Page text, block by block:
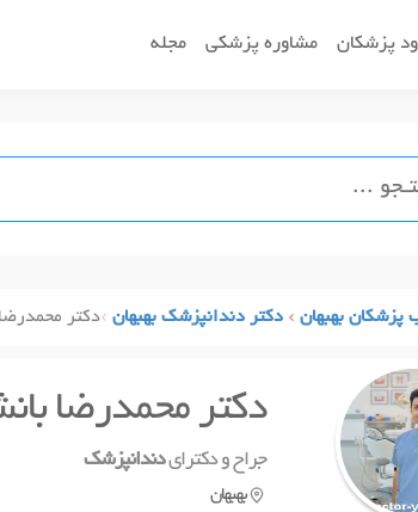
پزشکان مشاوره پزشکی مجله
پزشکان بهبهان دکتر دندانپزشک بهبهان دکتر
دکتر محمدرضا
جراح و دکترایدندانپزشک
بهبهان